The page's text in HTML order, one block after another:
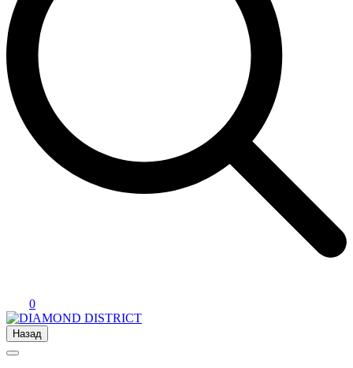
0
Назад